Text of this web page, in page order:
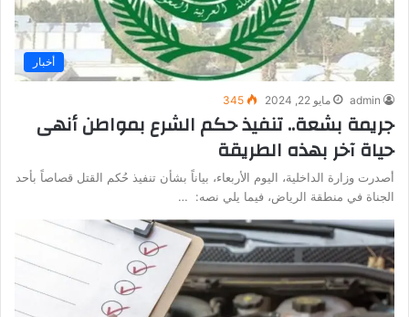
أخبار
admin مايو 22, 2024 345
جريمة بشعة.. تنفيذ حكم الشرع بمواطن أنهى
حياة آخر بهذه الطريقة
أصدرت وزارة الداخلية، اليوم الأربعاء، بياناً بشأن تنفيذ حُكم القتل قصاصاً بأحد
الجناة في منطقة الرياض، فيما يلي نصه: …